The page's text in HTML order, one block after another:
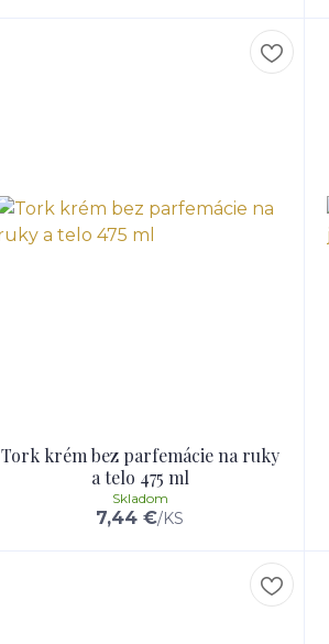
Tork krém bez parfemácie na ruky
a telo 475 ml
7,44 €/KS
Skladom